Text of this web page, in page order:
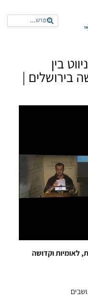
בין
בירושלים |
לאומיות וקדושה